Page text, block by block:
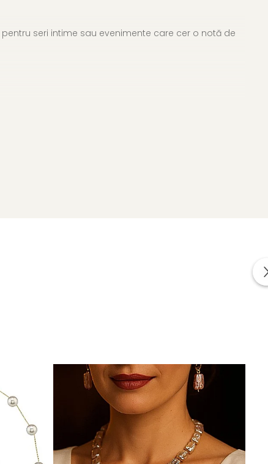
seri intime sau evenimente care cer o notă de
din perle naturale selectate manual, montate în
naturală a perlelor.
fără să ceară atenție.